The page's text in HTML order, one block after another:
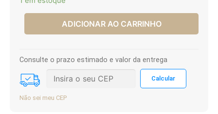
ADICIONAR AO CARRINHO
Consulte o prazo estimado e valor da entrega
Não sei meu CEP